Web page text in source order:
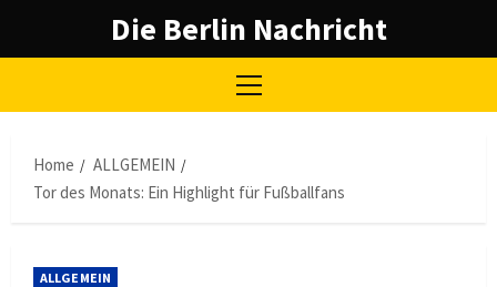
Die Berlin Nachricht
Primary
Home
ALLGEMEIN
Tor des Monats: Ein Highlight für Fußballfans
ALLGEMEIN